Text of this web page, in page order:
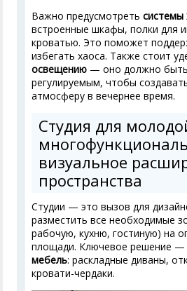
Важно предусмотретьсистемы
встроенные шкафы, полки для
кроватью. Это поможет
избегать хаоса. Также стоит
освещению — оно должно
регулируемым, чтобы
атмосферу в вечернее время.
Студия для
визуальное
пространства
Студии — это вызов для
разместить все необходимые
рабочую, кухню, гостиную) на
площади. Ключевое решение —
мебель: раскладные диваны,
кровати-чердаки.